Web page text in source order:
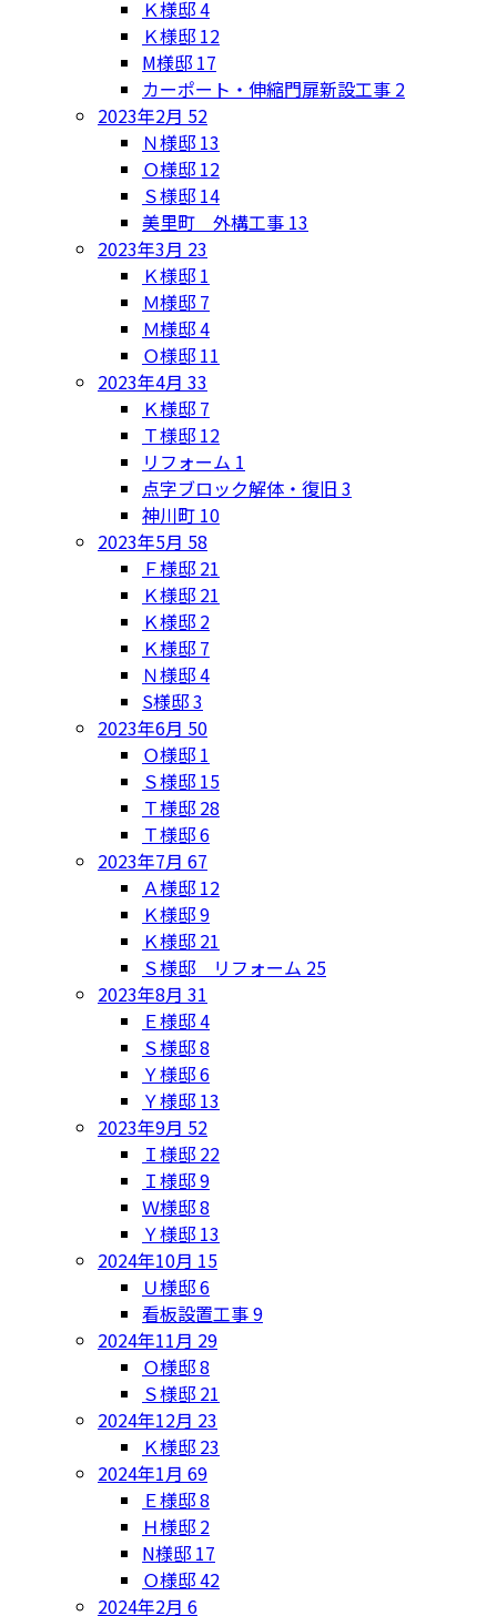
Ｋ様邸4
Ｋ様邸 12
M様邸 17
カーポート・伸縮門扉新設工事 2
2023年2月 52
Ｎ様邸 13
Ｏ様邸 12
Ｓ様邸 14
美里町 外構工事 13
2023年3月 23
Ｋ様邸 1
Ｍ様邸 7
Ｍ様邸4
Ｏ様邸 11
2023年4月 33
Ｋ様邸 7
Ｔ様邸 12
リフォーム 1
点字ブロック解体・復旧 3
神川町 10
2023年5月 58
Ｆ様邸 21
Ｋ様邸 21
Ｋ様邸 2
Ｋ様邸 7
Ｎ様邸4
S様邸3
2023年6月 50
Ｏ様邸 1
Ｓ様邸 15
Ｔ様邸 28
Ｔ様邸6
2023年7月 67
Ａ様邸 12
Ｋ様邸9
Ｋ様邸 21
Ｓ様邸 リフォーム 25
2023年8月 31
Ｅ様邸4
Ｓ様邸8
Ｙ様邸6
Ｙ様邸 13
2023年9月 52
Ｉ様邸 22
Ｉ様邸9
Ｗ様邸8
Ｙ様邸 13
2024年10月 15
Ｕ様邸6
看板設置工事9
2024年11月 29
Ｏ様邸8
Ｓ様邸 21
2024年12月 23
Ｋ様邸 23
2024年1月 69
Ｅ様邸8
Ｈ様邸 2
N様邸 17
Ｏ様邸42
2024年2月 6